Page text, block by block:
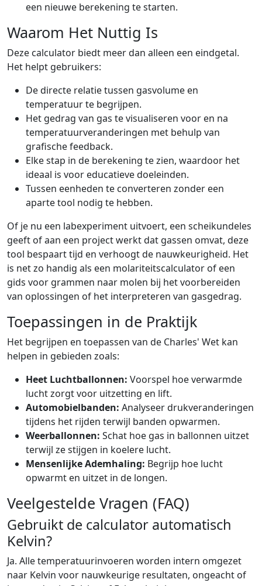
een nieuwe berekening te starten.
Waarom Het Nuttig Is
Deze calculator biedt meer dan alleen een eindgetal.
Het helpt gebruikers:
De directe relatie tussen gasvolume en
temperatuur te begrijpen.
Het gedrag van gas te visualiseren voor en na
temperatuurveranderingen met behulp van
grafische feedback.
Elke stap in de berekening te zien, waardoor het
ideaal is voor educatieve doeleinden.
Tussen eenheden te converteren zonder een
aparte tool nodig te hebben.
Of je nu een labexperiment uitvoert, een scheikundeles
geeft of aan een project werkt dat gassen omvat, deze
tool bespaart tijd en verhoogt de nauwkeurigheid. Het
is net zo handig als een molariteitscalculator of een
gids voor grammen naar molen bij het voorbereiden
van oplossingen of het interpreteren van gasgedrag.
Toepassingen in de Praktijk
Het begrijpen en toepassen van de Charles' Wet kan
helpen in gebieden zoals:
Heet Luchtballonnen: Voorspel hoe verwarmde
lucht zorgt voor uitzetting en lift.
Automobielbanden: Analyseer drukveranderingen
tijdens het rijden terwijl banden opwarmen.
Weerballonnen: Schat hoe gas in ballonnen uitzet
terwijl ze stijgen in koelere lucht.
Mensenlijke Ademhaling: Begrijp hoe lucht
opwarmt en uitzet in de longen.
Veelgestelde Vragen (FAQ)
Gebruikt de calculator automatisch
Kelvin?
Ja. Alle temperatuurinvoeren worden intern omgezet
naar Kelvin voor nauwkeurige resultaten, ongeacht of